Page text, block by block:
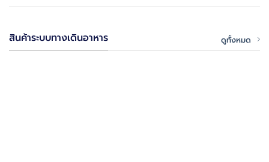
สินค้าระบบทางเดินอาหาร ดูทั้งหมด